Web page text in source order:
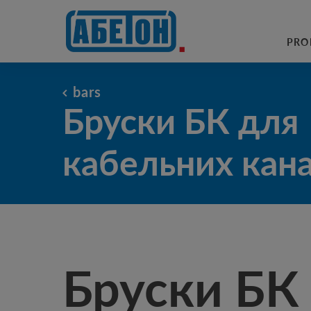
sewage treatment plants
Бруски БК для кабельних
bars
Бруски БК для
кабельних
Бруски БК